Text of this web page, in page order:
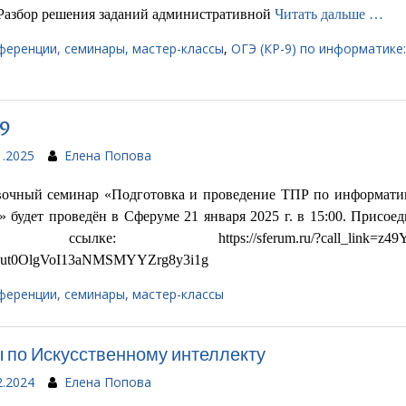
решения заданий административной Читать дальше …
семинары, мастер-классы, ОГЭ (КР-9) по
Елена Попова
семинар «Подготовка и проведение ТПР по
будет проведён в Сферуме 21 января 2025 г. в 15:00.
https://sferum.ru/
семинары, мастер-классы
Искусственному интеллекту
Елена Попова